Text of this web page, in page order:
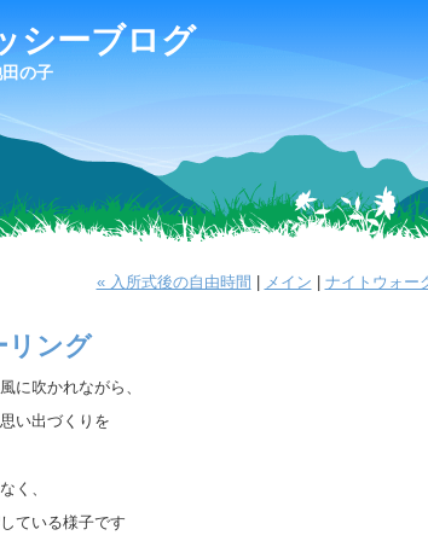
シーブログ
の子
« 入所式後の自由時間 メイン ナイトウォー
リング
に吹かれながら、
い出づくりを
く、
ている様子です